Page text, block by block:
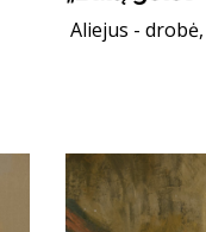
Aliejus -